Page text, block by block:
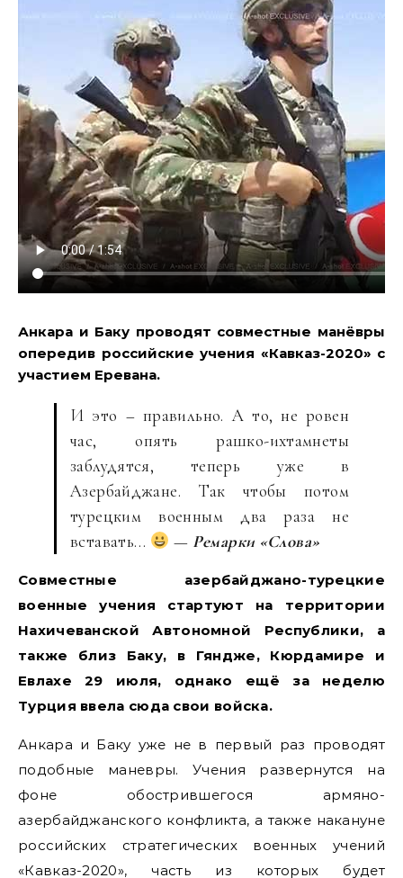
Анкара и Баку проводят совместные манёвры
опередив российские учения «Кавказ-2020» с
участием Еревана.
И это – правильно. А то, не ровен
час, опять рашко-ихтамнеты
заблудятся, теперь уже в
Азербайджане. Так чтобы потом
турецким военным два раза не
вставать…
— Ремарки «Слова»
Совместные азербайджано-турецкие
военные учения стартуют на территории
Нахичеванской Автономной Республики, а
также близ Баку, в Гяндже, Кюрдамире и
Евлахе 29 июля, однако ещё за неделю
Турция ввела сюда свои войска.
Анкара и Баку уже не в первый раз проводят
подобные маневры. Учения развернутся на
фоне обострившегося армяно-
азербайджанского конфликта, а также накануне
российских стратегических военных учений
«Кавказ-2020», часть из которых будет